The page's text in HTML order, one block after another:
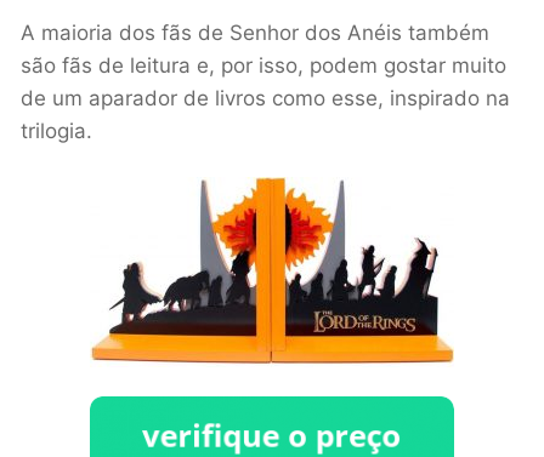
A maioria dos fãs de Senhor dos Anéis também
são fãs de leitura e, por isso, podem gostar muito
de um aparador de livros como esse, inspirado na
trilogia.